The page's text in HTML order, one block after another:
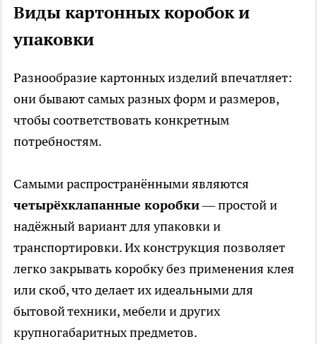
Виды картонных коробок и
упаковки
Разнообразие картонных изделий впечатляет:
они бывают самых разных форм и размеров,
чтобы соответствовать конкретным
потребностям.
Самыми распространёнными являются
четырёхклапанные коробки— простой и
надёжный вариант для упаковки и
транспортировки. Их конструкция позволяет
легко закрывать коробку без применения клея
или скоб, что делает их идеальными для
бытовой техники, мебели и других
крупногабаритных предметов.